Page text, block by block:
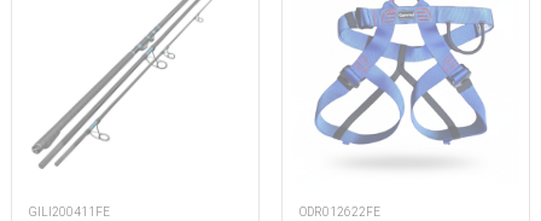
GILI200411FE ODR012622FE